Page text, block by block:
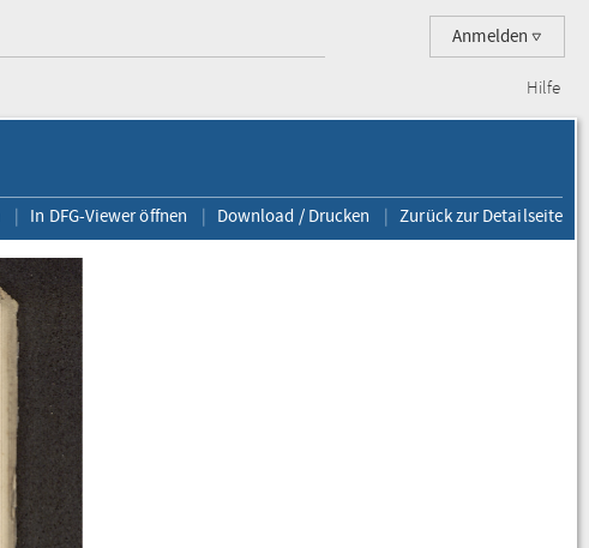
Anmelden
Hilfe
In DFG-Viewer öffnen Download / Drucken Zurück zur Detailseite